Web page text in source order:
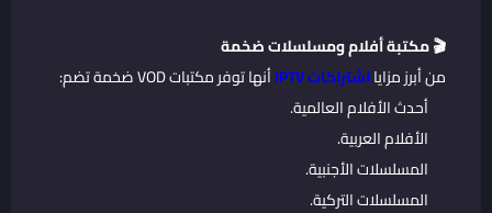
🎬 مكتبة أفلام ومسلسلات ضخمة
من أبرز مزايااشتراكات IPTV
أنها توفر مكتبات VOD ضخمة تضم:
أحدث الأفلام العالمية.
الأفلام العربية.
المسلسلات الأجنبية.
المسلسلات التركية.